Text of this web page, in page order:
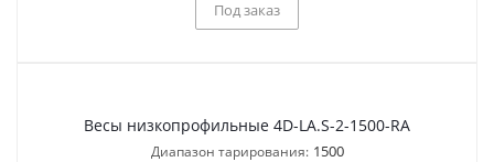
Под заказ
Весы низкопрофильные 4D-LA.S-2-1500-RA
Диапазон тарирования: 1500